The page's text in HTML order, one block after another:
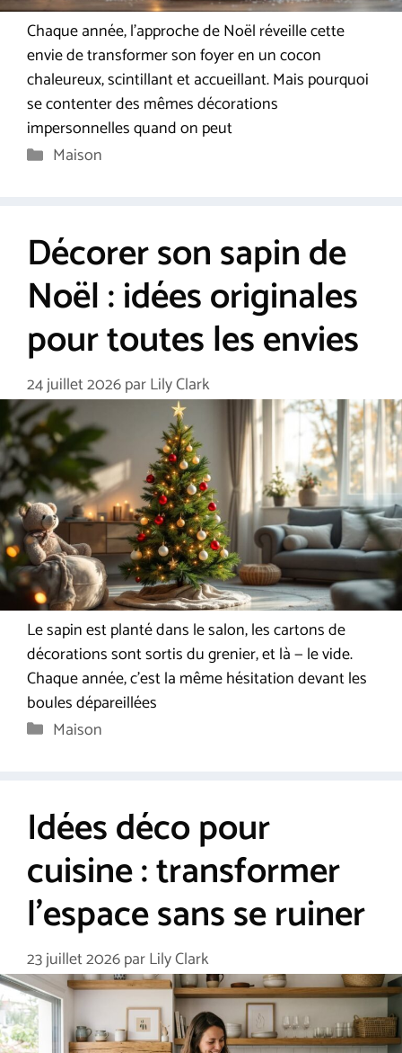
Chaque année, l’approche de Noël réveille cette
envie de transformer son foyer en un cocon
chaleureux, scintillant et accueillant. Mais pourquoi
se contenter des mêmes décorations
impersonnelles quand on peut
Catégories
Maison
Décorer son sapin de
Noël : idées originales
pour toutes les envies
24 juillet 2026parLily Clark
Le sapin est planté dans le salon, les cartons de
décorations sont sortis du grenier, et là — le vide.
Chaque année, c’est la même hésitation devant les
boules dépareillées
Catégories
Maison
Idées déco pour
cuisine : transformer
l’espace sans se ruiner
23 juillet 2026parLily Clark